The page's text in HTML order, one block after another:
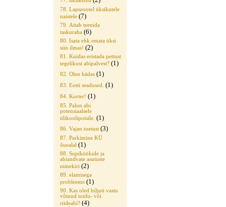
78. Lapseootel üksikutele
naistele (7)
79. Aitab teenida
taskuraha (6)
80. Isata ehk emata üksi
siin ilmas! (2)
81. Kuidas eristada pettust
tegelikust abipalvest? (1)
82. Olen hädas (1)
83. Eesti seadused. (1)
84. Korter! (1)
85. Palun abi
potensiaalsele
ülikoolipoisile. (1)
86. Vajan toetust (3)
87. Parkimine KÜ
õuealal (1)
88. Supiköökide ja
abiandvate asutuste
nimekiri (2)
89. elamisega
probleeme (1)
90. Kas oled hiljuti vastu
võtnud toidu- või
riideabi? (4)